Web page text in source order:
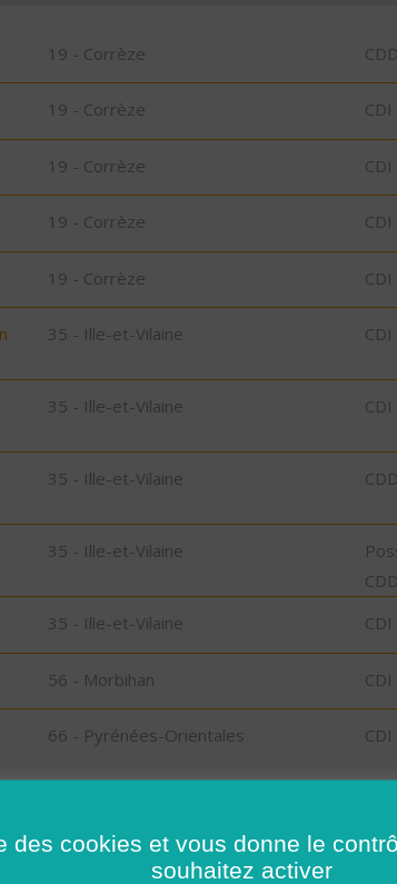
19 - Corrèze CDD
19 - Corrèze CDI
19 - Corrèze CDI
19 - Corrèze CDI
19 - Corrèze CDI
35 - Ille-et-Vilaine CDI
35 - Ille-et-Vilaine CDI
35 - Ille-et-Vilaine CDD
35 - Ille-et-Vilaine
CDD
35 - Ille-et-Vilaine CDI
56 - Morbihan CDI
66 - Pyrénées-Orientales CDI
des cookies et vous donne le
souhaitez activer